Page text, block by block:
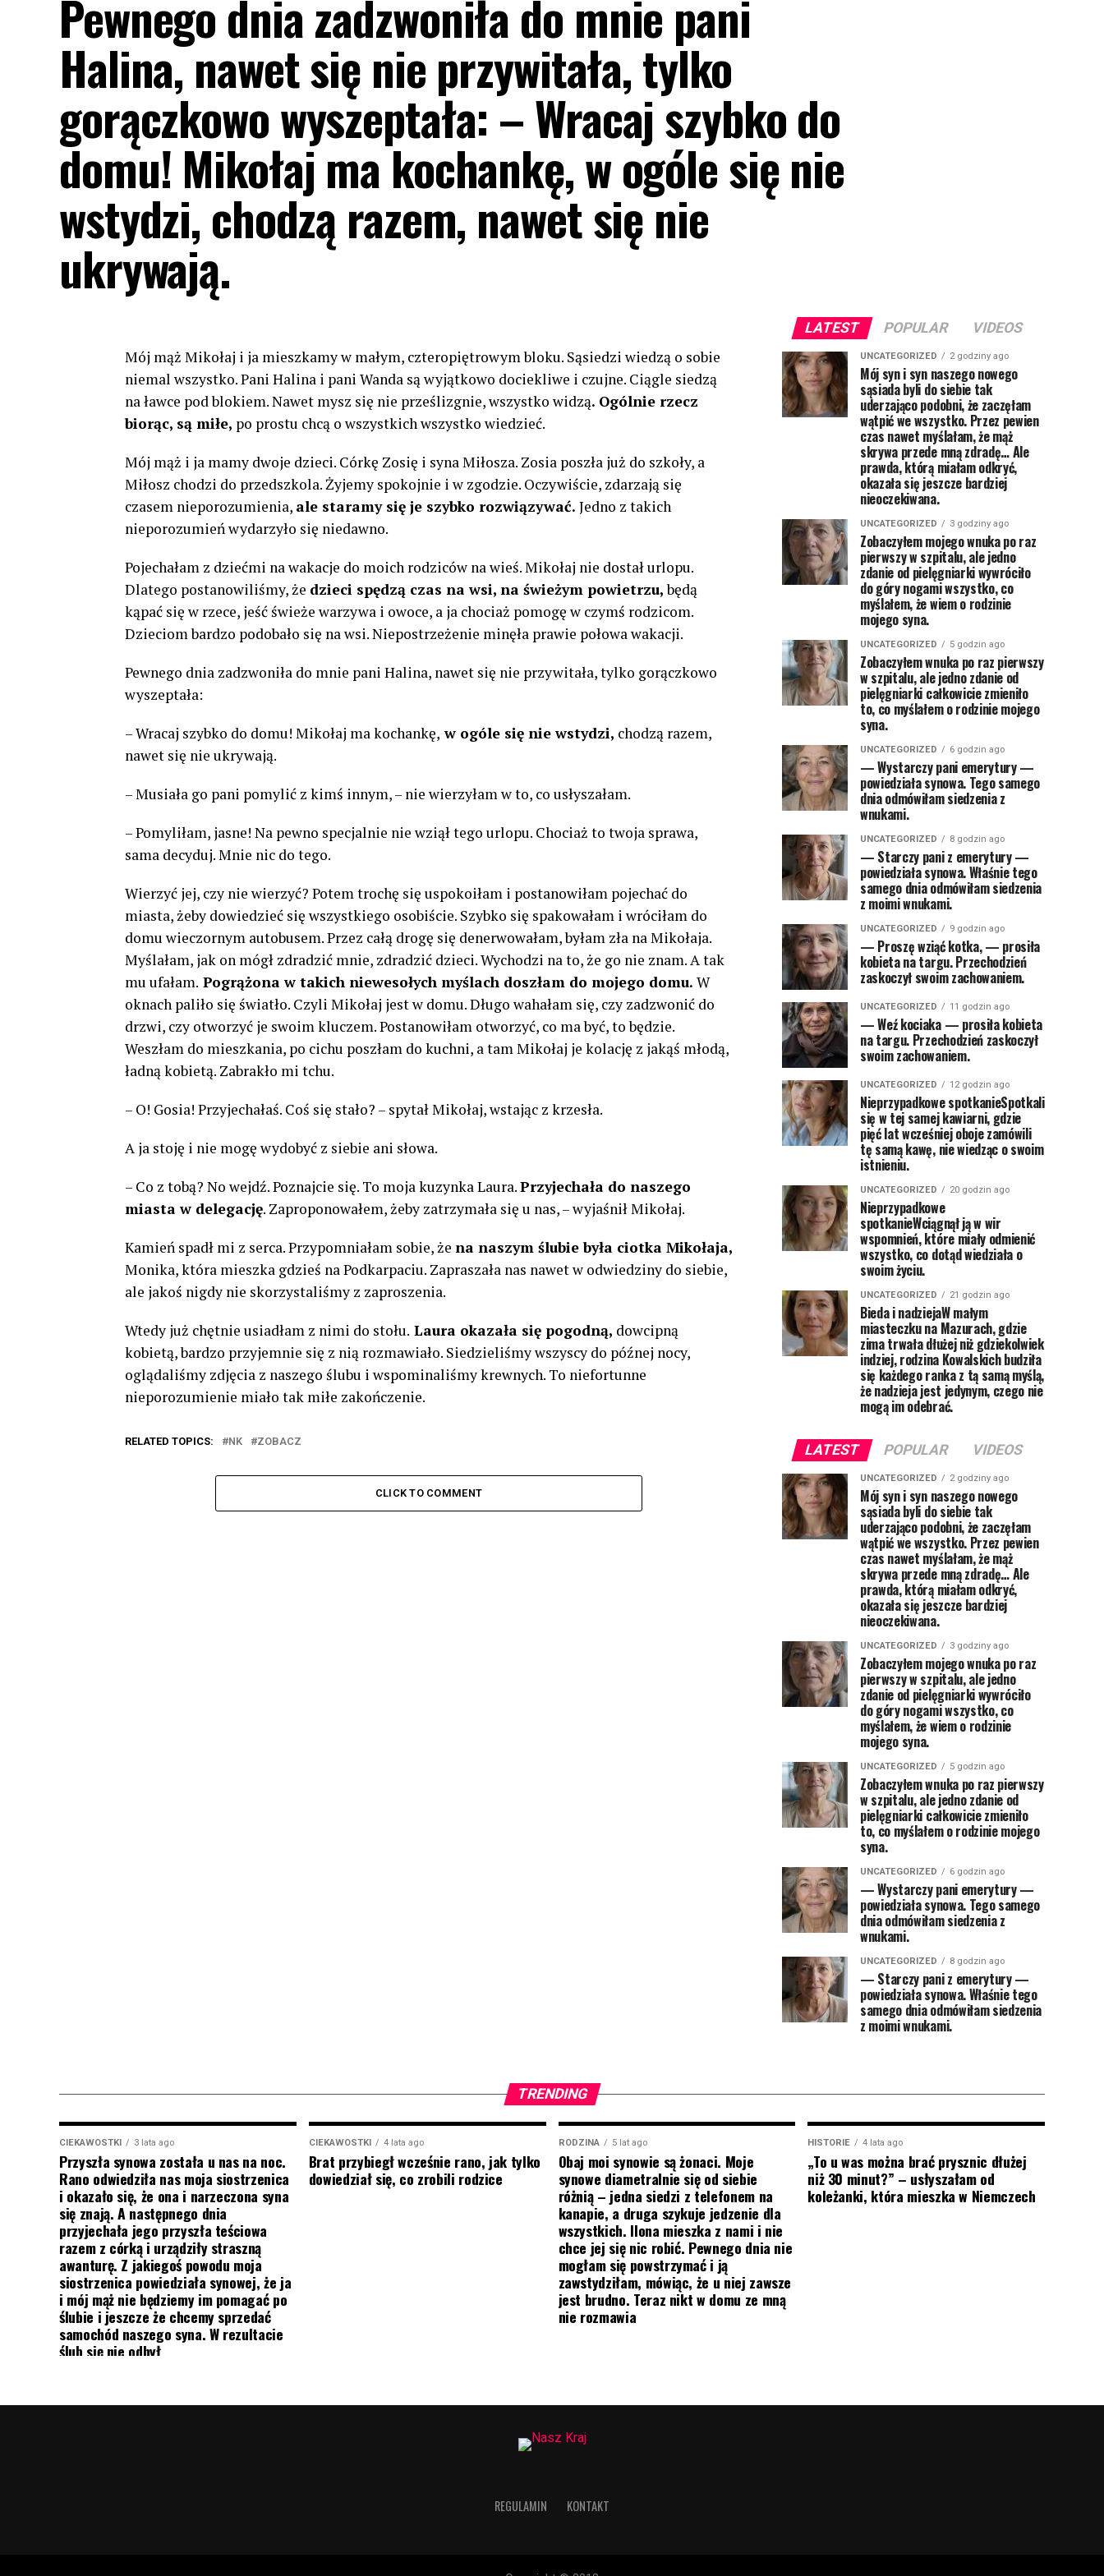
Pewnego dnia zadzwoniła do mnie pani
Halina, nawet się nie przywitała, tylko
gorączkowo wyszeptała: – Wracaj szybko do
domu! Mikołaj ma kochankę, w ogóle się nie
wstydzi, chodzą razem, nawet się nie
ukrywają.
Mój mąż Mikołaj i ja mieszkamy w małym, czteropiętrowym bloku. Sąsiedzi wiedzą o sobie
niemal wszystko. Pani Halina i pani Wanda są wyjątkowo dociekliwe i czujne. Ciągle siedzą
na ławce pod blokiem. Nawet mysz się nie prześlizgnie, wszystko widzą. Ogólnie rzecz
biorąc, są miłe, po prostu chcą o wszystkich wszystko wiedzieć.
Mój mąż i ja mamy dwoje dzieci. Córkę Zosię i syna Miłosza. Zosia poszła już do szkoły, a
Miłosz chodzi do przedszkola. Żyjemy spokojnie i w zgodzie. Oczywiście, zdarzają się
czasem nieporozumienia, ale staramy się je szybko rozwiązywać. Jedno z takich
nieporozumień wydarzyło się niedawno.
Pojechałam z dziećmi na wakacje do moich rodziców na wieś. Mikołaj nie dostał urlopu.
Dlatego postanowiliśmy, że dzieci spędzą czas na wsi, na świeżym powietrzu,będą
kąpać się w rzece, jeść świeże warzywa i owoce, a ja chociaż pomogę w czymś rodzicom.
Dzieciom bardzo podobało się na wsi. Niepostrzeżenie minęła prawie połowa wakacji.
Pewnego dnia zadzwoniła do mnie pani Halina, nawet się nie przywitała, tylko gorączkowo
wyszeptała:
– Wracaj szybko do domu! Mikołaj ma kochankę, w ogóle się nie wstydzi, chodzą razem,
nawet się nie ukrywają.
– Musiała go pani pomylić z kimś innym, – nie wierzyłam w to, co usłyszałam.
– Pomyliłam, jasne! Na pewno specjalnie nie wziął tego urlopu. Chociaż to twoja sprawa,
sama decyduj. Mnie nic do tego.
Wierzyć jej, czy nie wierzyć? Potem trochę się uspokoiłam i postanowiłam pojechać do
miasta, żeby dowiedzieć się wszystkiego osobiście. Szybko się spakowałam i wróciłam do
domu wieczornym autobusem. Przez całą drogę się denerwowałam, byłam zła na Mikołaja.
Myślałam, jak on mógł zdradzić mnie, zdradzić dzieci. Wychodzi na to, że go nie znam. A tak
mu ufałam. Pogrążona w takich niewesołych myślach doszłam do mojego domu. W
oknach paliło się światło. Czyli Mikołaj jest w domu. Długo wahałam się, czy zadzwonić do
drzwi, czy otworzyć je swoim kluczem. Postanowiłam otworzyć, co ma być, to będzie.
Weszłam do mieszkania, po cichu poszłam do kuchni, a tam Mikołaj je kolację z jakąś młodą,
ładną kobietą. Zabrakło mi tchu.
– O! Gosia! Przyjechałaś. Coś się stało? – spytał Mikołaj, wstając z krzesła.
A ja stoję i nie mogę wydobyć z siebie ani słowa.
– Co z tobą? No wejdź. Poznajcie się. To moja kuzynka Laura.Przyjechała do naszego
miasta w delegację. Zaproponowałem, żeby zatrzymała się u nas, – wyjaśnił Mikołaj.
Kamień spadł mi z serca. Przypomniałam sobie, że na naszym ślubie była ciotka Mikołaja,
Monika, która mieszka gdzieś na Podkarpaciu. Zapraszała nas nawet w odwiedziny do siebie,
ale jakoś nigdy nie skorzystaliśmy z zaproszenia.
Wtedy już chętnie usiadłam z nimi do stołu. Laura okazała się pogodną, ​​dowcipną
kobietą, bardzo przyjemnie się z nią rozmawiało. Siedzieliśmy wszyscy do późnej nocy,
oglądaliśmy zdjęcia z naszego ślubu i wspominaliśmy krewnych. To niefortunne
nieporozumienie miało tak miłe zakończenie.
RELATED TOPICS: NK ZOBACZ
CLICK TO COMMENT
LATEST POPULAR VIDEOS
UNCATEGORIZED 2 godziny ago
Mój syn i syn naszego nowego
sąsiada byli do siebie tak
uderzająco podobni, że zaczęłam
wątpić we wszystko. Przez pewien
czas nawet myślałam, że mąż
skrywa przede mną zdradę… Ale
prawda, którą miałam odkryć,
okazała się jeszcze bardziej
nieoczekiwana.
UNCATEGORIZED 3 godziny ago
Zobaczyłem mojego wnuka po raz
pierwszy w szpitalu, ale jedno
zdanie od pielęgniarki wywróciło
do góry nogami wszystko, co
myślałem, że wiem o rodzinie
mojego syna.
UNCATEGORIZED 5 godzin ago
Zobaczyłem wnuka po raz pierwszy
w szpitalu, ale jedno zdanie od
pielęgniarki całkowicie zmieniło
to, co myślałem o rodzinie mojego
syna.
UNCATEGORIZED 6 godzin ago
— Wystarczy pani emerytury —
powiedziała synowa. Tego samego
dnia odmówiłam siedzenia z
wnukami.
UNCATEGORIZED 8 godzin ago
— Starczy pani z emerytury —
powiedziała synowa. Właśnie tego
samego dnia odmówiłam siedzenia
z moimi wnukami.
UNCATEGORIZED 9 godzin ago
— Proszę wziąć kotka, — prosiła
kobieta na targu. Przechodzień
zaskoczył swoim zachowaniem.
UNCATEGORIZED 11 godzin ago
— Weź kociaka — prosiła kobieta
na targu. Przechodzień zaskoczył
swoim zachowaniem.
UNCATEGORIZED 12 godzin ago
Nieprzypadkowe spotkanieSpotkali
się w tej samej kawiarni, gdzie
pięć lat wcześniej oboje zamówili
tę samą kawę, nie wiedząc o swoim
istnieniu.
UNCATEGORIZED 20 godzin ago
Nieprzypadkowe
spotkanieWciągnął ją w wir
wspomnień, które miały odmienić
wszystko, co dotąd wiedziała o
swoim życiu.
UNCATEGORIZED 21 godzin ago
Bieda i nadziejaW małym
miasteczku na Mazurach, gdzie
zima trwała dłużej niż gdziekolwiek
indziej, rodzina Kowalskich budziła
się każdego ranka z tą samą myślą,
że nadzieja jest jedynym, czego nie
mogą im odebrać.
LATEST POPULAR VIDEOS
UNCATEGORIZED 2 godziny ago
Mój syn i syn naszego nowego
sąsiada byli do siebie tak
uderzająco podobni, że zaczęłam
wątpić we wszystko. Przez pewien
czas nawet myślałam, że mąż
skrywa przede mną zdradę… Ale
prawda, którą miałam odkryć,
okazała się jeszcze bardziej
nieoczekiwana.
UNCATEGORIZED 3 godziny ago
Zobaczyłem mojego wnuka po raz
pierwszy w szpitalu, ale jedno
zdanie od pielęgniarki wywróciło
do góry nogami wszystko, co
myślałem, że wiem o rodzinie
mojego syna.
UNCATEGORIZED 5 godzin ago
Zobaczyłem wnuka po raz pierwszy
w szpitalu, ale jedno zdanie od
pielęgniarki całkowicie zmieniło
to, co myślałem o rodzinie mojego
syna.
UNCATEGORIZED 6 godzin ago
— Wystarczy pani emerytury —
powiedziała synowa. Tego samego
dnia odmówiłam siedzenia z
wnukami.
UNCATEGORIZED 8 godzin ago
— Starczy pani z emerytury —
powiedziała synowa. Właśnie tego
samego dnia odmówiłam siedzenia
z moimi wnukami.
TRENDING
CIEKAWOSTKI 3 lata ago
Przyszła synowa została u nas na noc.
Rano odwiedziła nas moja siostrzenica
i okazało się, że ona i narzeczona syna
się znają. A następnego dnia
przyjechała jego przyszła teściowa
razem z córką i urządziły straszną
awanturę. Z jakiegoś powodu moja
siostrzenica powiedziała synowej, że ja
i mój mąż nie będziemy im pomagać po
ślubie i jeszcze że chcemy sprzedać
samochód naszego syna. W rezultacie
ślub się nie odbył
CIEKAWOSTKI 4 lata ago
Brat przybiegł wcześnie rano, jak tylko
dowiedział się, co zrobili rodzice
RODZINA 5 lat ago
Obaj moi synowie są żonaci. Moje
synowe diametralnie się od siebie
różnią – jedna siedzi z telefonem na
kanapie, a druga szykuje jedzenie dla
wszystkich. Ilona mieszka z nami i nie
chce jej się nic robić. Pewnego dnia nie
mogłam się powstrzymać i ją
zawstydziłam, mówiąc, że u niej zawsze
jest brudno. Teraz nikt w domu ze mną
nie rozmawia
HISTORIE 4 lata ago
„To u was można brać prysznic dłużej
niż 30 minut?” – usłyszałam od
koleżanki, która mieszka w Niemczech
REGULAMIN KONTAKT